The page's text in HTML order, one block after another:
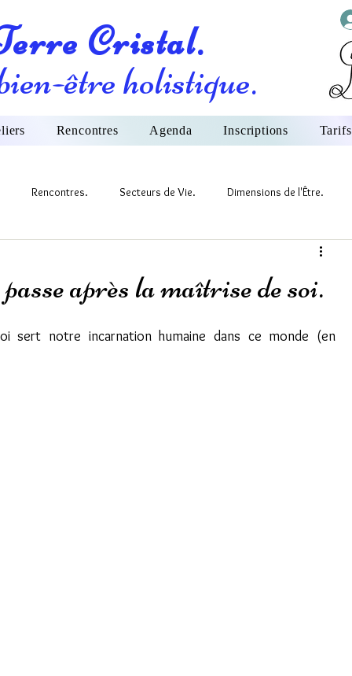
Cristal.
être holistique.
Rencontres Agenda Inscriptions Tarifs
Rencontres. Secteurs de Vie. Dimensions de l'Être.
après la maîtrise de soi.
sert notre incarnation humaine dans ce monde (en